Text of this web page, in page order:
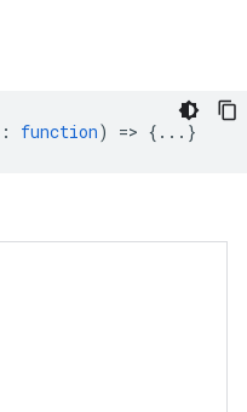
: function) => {...}